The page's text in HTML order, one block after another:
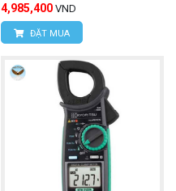
4,985,400 VND
ĐẶT MUA